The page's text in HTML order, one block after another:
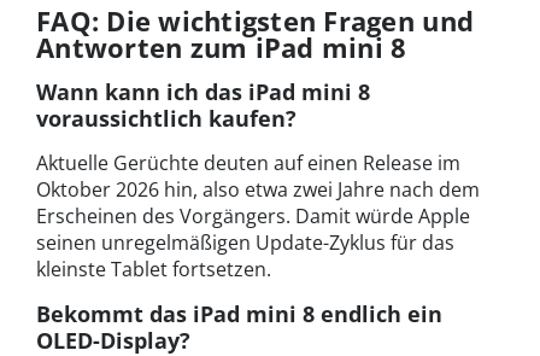
FAQ: Die wichtigsten Fragen und
Antworten zum iPad mini 8
Wann kann ich das iPad mini 8
voraussichtlich kaufen?
Aktuelle Gerüchte deuten auf einen Release im
Oktober 2026 hin, also etwa zwei Jahre nach dem
Erscheinen des Vorgängers. Damit würde Apple
seinen unregelmäßigen Update-Zyklus für das
kleinste Tablet fortsetzen.
Bekommt das iPad mini 8 endlich ein
OLED-Display?